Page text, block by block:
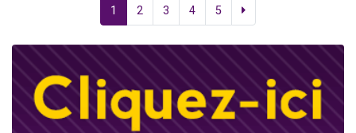
1 2 3 4 5